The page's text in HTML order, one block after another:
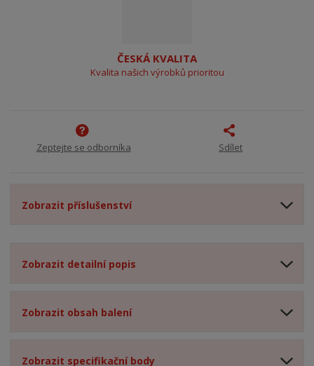
ČESKÁ KVALITA
Kvalita našich výrobků prioritou
Zeptejte se odborníka Sdílet
Zobrazit příslušenství
Zobrazit detailní popis
Zobrazit obsah balení
Zobrazit specifikační body